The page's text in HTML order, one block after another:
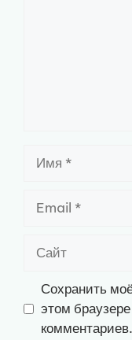
Сохранить
этом
комментариев.